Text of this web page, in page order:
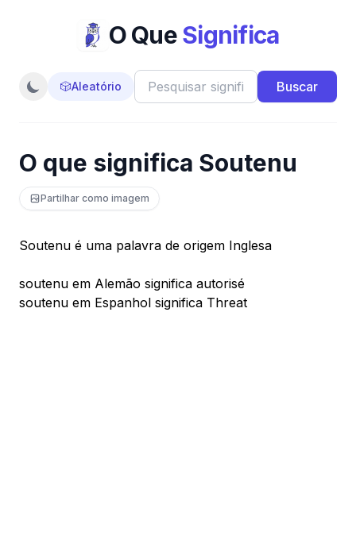
O QueSignifica
🎲Aleatório Buscar
O que significa Soutenu
Partilhar como imagem
Soutenu é uma palavra de origem Inglesa
soutenu em Alemão significa autorisé
soutenu em Espanhol significa Threat